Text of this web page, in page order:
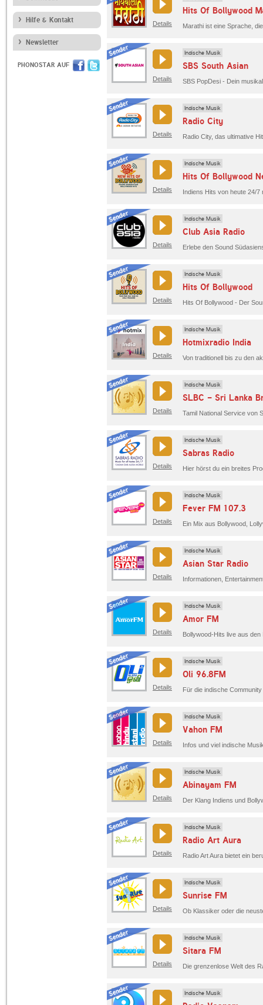
Hilfe & Kontakt
Newsletter
PHONOSTAR AUF
Details
Hits Of Bollywood
Details
Indische Musik
SBS South Asian
SBS PopDesi - Dein
Details
Indische Musik
Radio City
Radio City, das ultimative
Details
Indische Musik
Hits Of Bollywood
Indiens Hits von heute 24/7
Details
Indische Musik
Club Asia Radio
Details
Indische Musik
Hits Of Bollywood
Hits Of Bollywood - Der
Details
Indische Musik
Hotmixradio India
Details
Indische Musik
Details
Indische Musik
Sabras Radio
Details
Indische Musik
Fever FM 107.3
Details
Indische Musik
Asian Star Radio
Details
Indische Musik
Amor FM
Bollywood-Hits live aus
Details
Indische Musik
Oli 96.8FM
Details
Indische Musik
Vahon FM
Details
Indische Musik
Abinayam FM
Details
Indische Musik
Radio Art Aura
Details
Indische Musik
Sunrise FM
Details
Indische Musik
Sitara FM
Indische Musik